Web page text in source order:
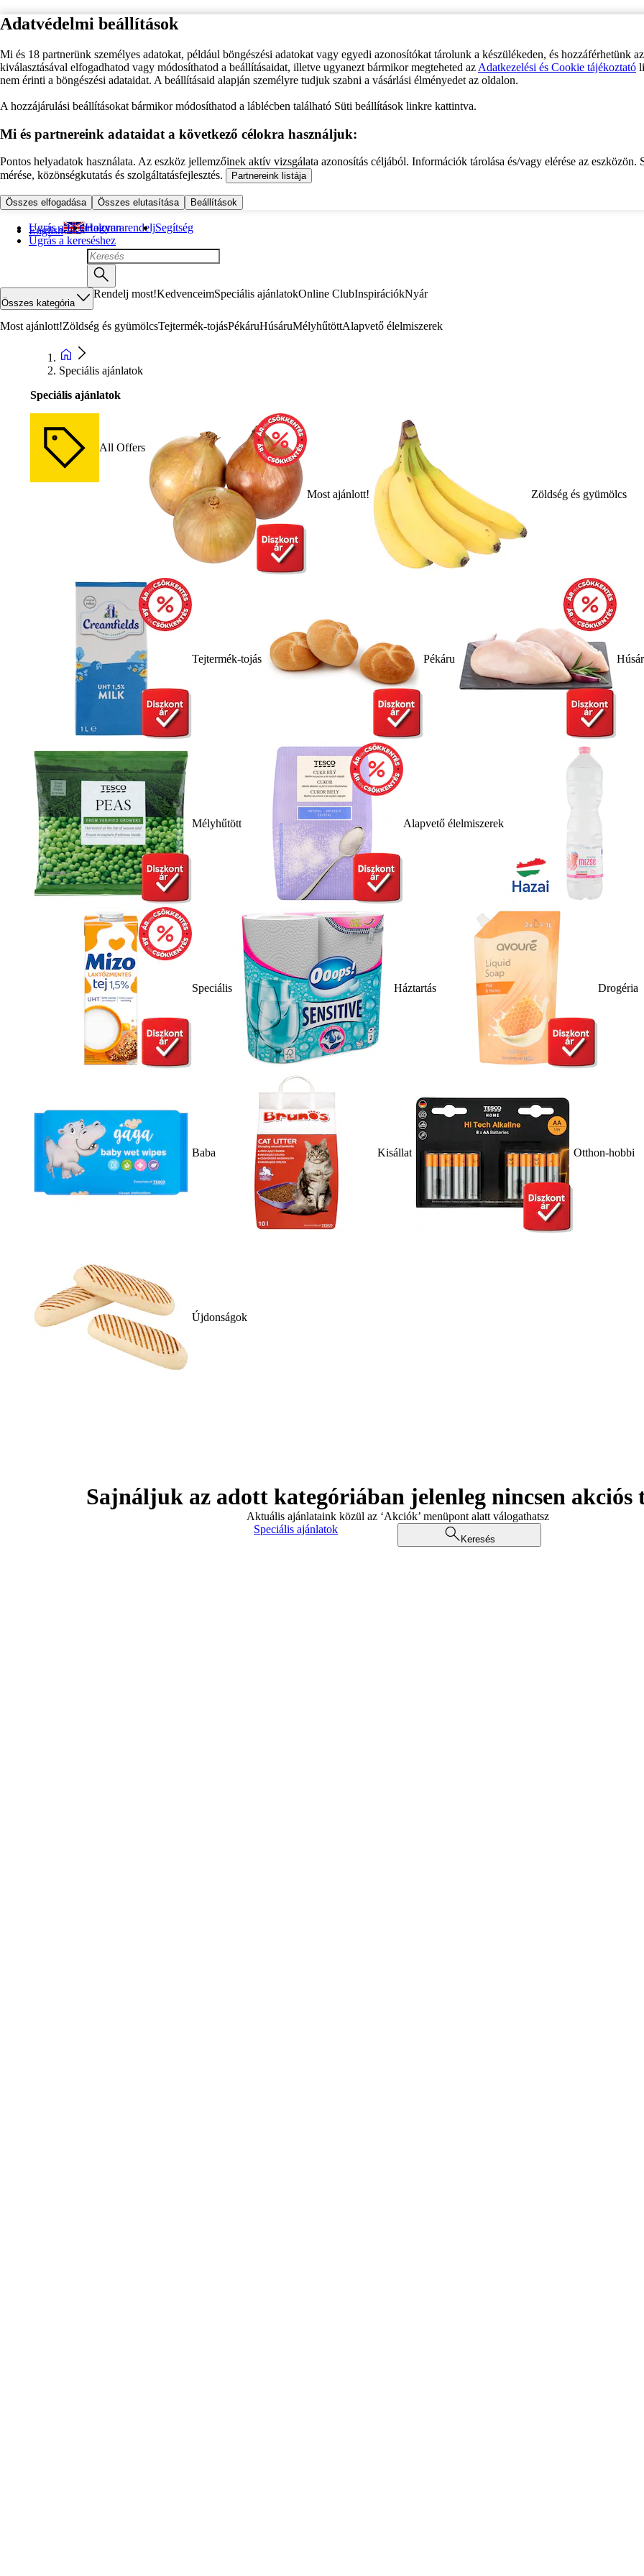
Adatvédelmi beállítások
Mi és 18 partnerünk személyes adatokat, például böngészési adatokat vagy egyedi azonosítókat tárolunk a készülékeden, és hozzáférhetünk
kiválasztásával elfogadhatod vagy módosíthatod a beállításaidat, illetve ugyanezt bármikor megteheted az Adatkezelési és Cookie tájékoztató
nem érinti a böngészési adataidat. A beállításaid alapján személyre tudjuk szabni a vásárlási élményedet az oldalon.
A hozzájárulási beállításokat bármikor módosíthatod a láblécben található Süti beállítások linkre kattintva.
Mi és partnereink adataidat a következő célokra használjuk:
Pontos helyadatok használata. Az eszköz jellemzőinek aktív vizsgálata azonosítás céljából. Információk tárolása és/vagy elérése az eszközön.
mérése, közönségkutatás és szolgáltatásfejlesztés.
Partnereink listája
Összes elfogadása Összes elutasítása Beállítások
Ugrás a fő tartalomra
Ugrás a kereséshez
English Hogyan rendeljSegítség
Összes kategória
Rendelj most!KedvenceimSpeciális ajánlatokOnline ClubInspirációkNyár
Most ajánlott!Zöldség és gyümölcsTejtermék-tojásPékáruHúsáruMélyhűtöttAlapvető élelmiszerek
Speciális ajánlatok
Speciális ajánlatok
All Offers
Most ajánlott! Zöldség és gyümölcs
Tejtermék-tojás Pékáru
Mélyhűtött Alapvető élelmiszerek
Speciális Háztartás Drogéria
Baba Kisállat Otthon-hobbi
Újdonságok
Sajnáljuk az adott kategóriában jelenleg nincsen akciós
Aktuális ajánlataink közül az ‘Akciók’ menüpont alatt válogathatsz
Speciális ajánlatok
Keresés